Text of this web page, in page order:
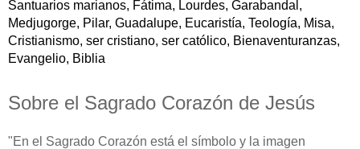
Santuarios marianos, Fátima, Lourdes, Garabandal,
Medjugorge, Pilar, Guadalupe, Eucaristía, Teología, Misa,
Cristianismo, ser cristiano, ser católico, Bienaventuranzas,
Evangelio, Biblia
Sobre el Sagrado Corazón de Jesús
"En el Sagrado Corazón está el símbolo y la imagen